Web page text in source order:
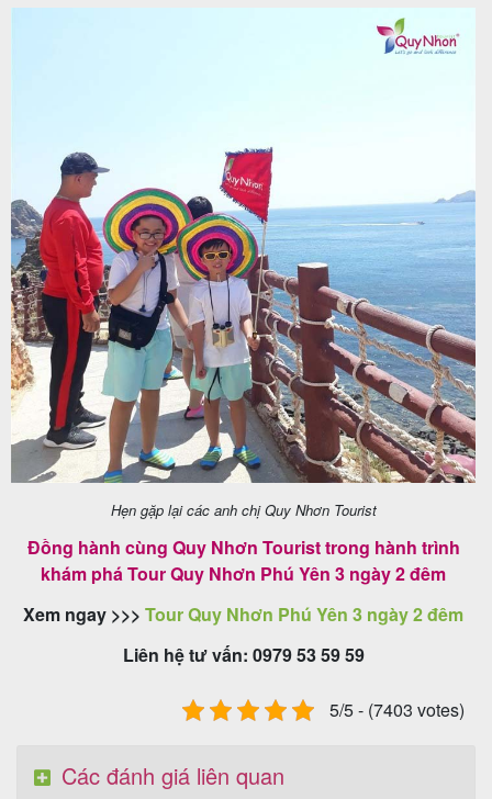
Hẹn gặp lại các anh chị Quy Nhơn Tourist
Đồng hành cùng Quy Nhơn Tourist trong hành trình
khám phá Tour Quy Nhơn Phú Yên 3 ngày 2 đêm
Xem ngay >>> Tour Quy Nhơn Phú Yên 3 ngày 2 đêm
Liên hệ tư vấn: 0979 53 59 59
5/5 - (7403 votes)
Các đánh giá liên quan